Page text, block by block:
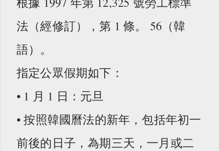
法（經修訂），第 1 條。 56（韓
語）。
指定公眾假期如下：
• 1 月 1 日：元旦
• 按照韓國曆法的新年，包括年初一
前後的日子，為期三天，一月或二